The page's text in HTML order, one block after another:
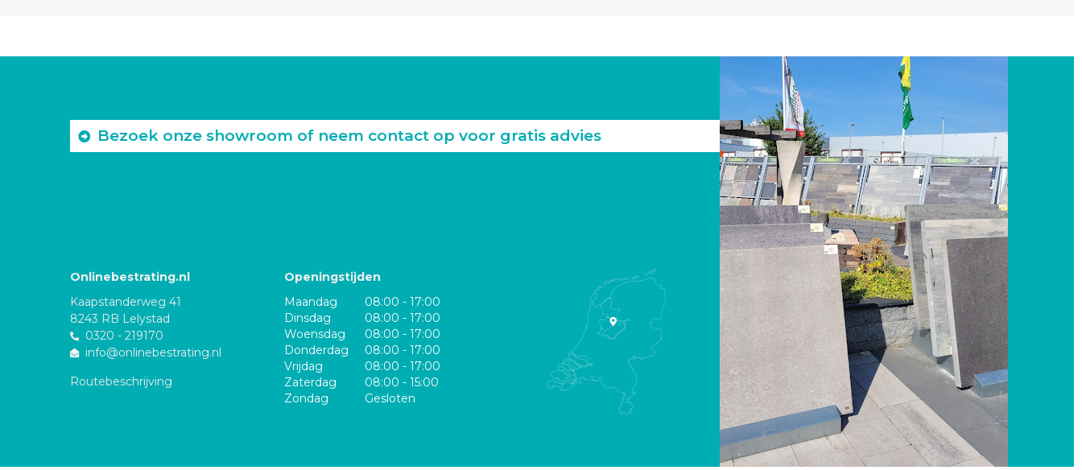
Bezoek onze showroom of neem contact op voor gratis advies
Onlinebestrating.nl
Kaapstanderweg 41
8243 RB Lelystad
0320 - 219170
info@onlinebestrating.nl
Routebeschrijving
Openingstijden
Maandag
08:00 - 17:00
Dinsdag
08:00 - 17:00
Woensdag
08:00 - 17:00
Donderdag
08:00 - 17:00
Vrijdag
08:00 - 17:00
Zaterdag
08:00 - 15:00
Zondag
Gesloten